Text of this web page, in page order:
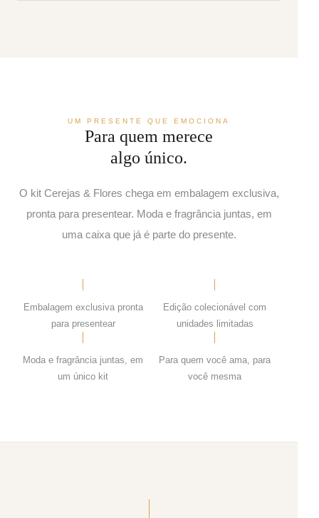
UM PRESENTE QUE EMOCIONA
Para quem merece
algo único.
O kit Cerejas & Flores chega em embalagem exclusiva,
pronta para presentear. Moda e fragrância juntas, em
uma caixa que já é parte do presente.
Embalagem exclusiva pronta
para presentear
Edição colecionável com
unidades limitadas
Moda e fragrância juntas, em
um único kit
Para quem você ama, para
você mesma